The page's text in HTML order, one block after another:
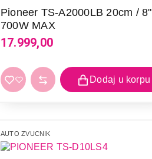
Pioneer TS-A2000LB 20cm / 8"
700W MAX
17.999,00
AUTO ZVUCNIK